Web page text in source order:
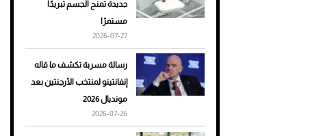
جديدة تمنح الجسم تبريدًا
مستمرًا
2026-07-27
رسالة مسربة تكشف ما قاله
إنفانتينو لمنتخب الأرجنتين بعد
مونديال 2026
2026-07-26